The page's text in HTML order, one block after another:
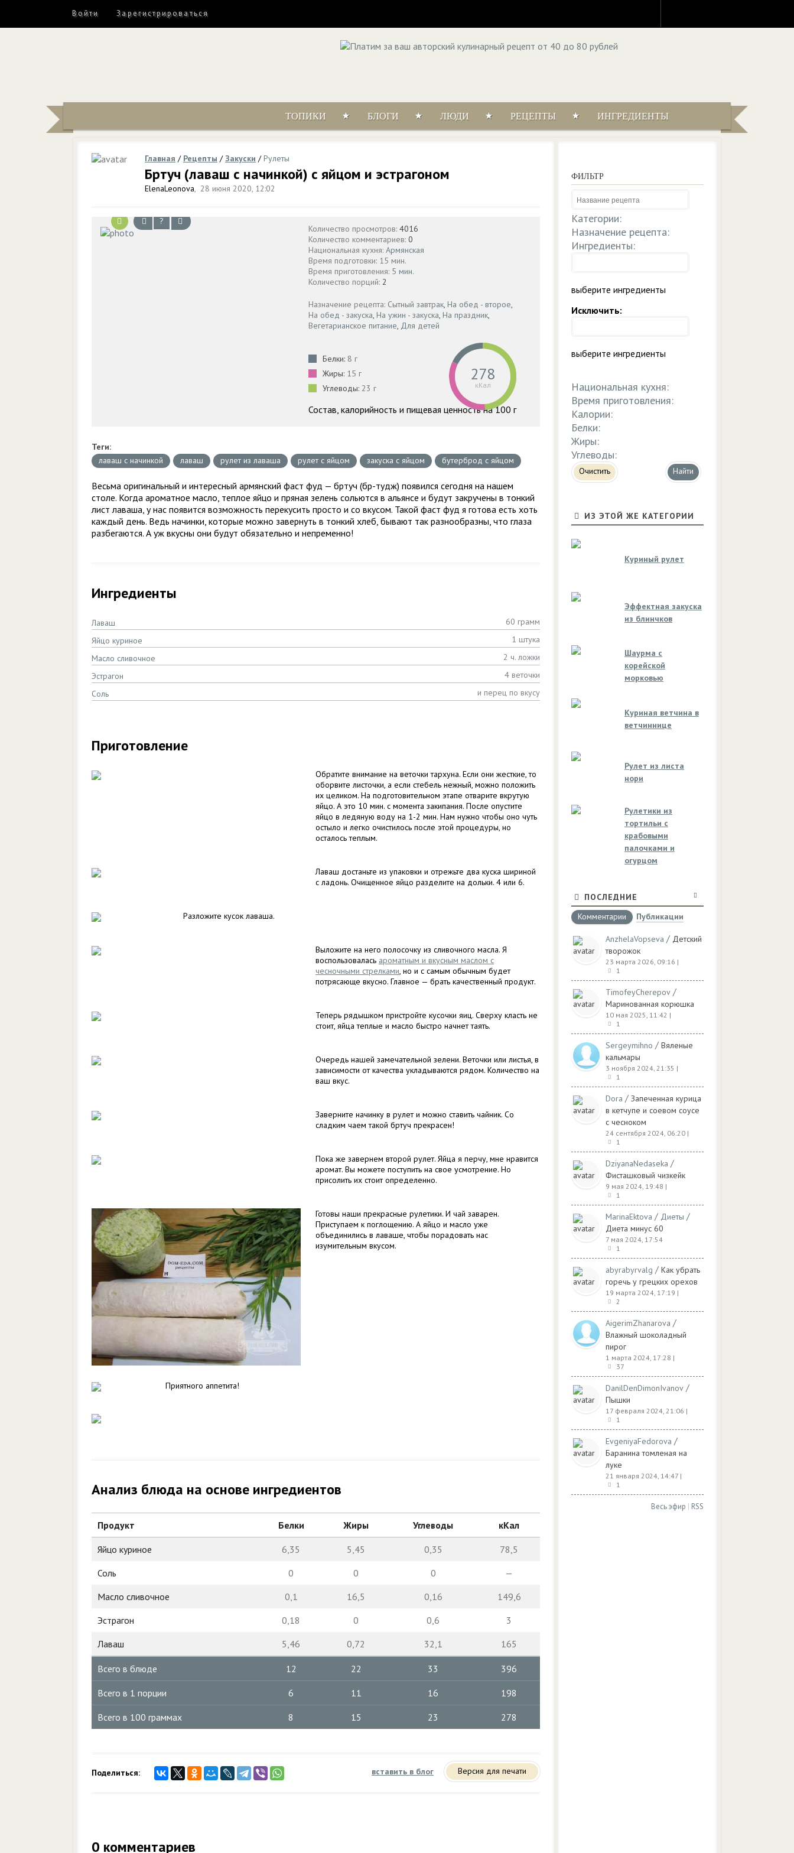
Войти Зарегистрироваться
ТОПИКИ БЛОГИ ЛЮДИ РЕЦЕПТЫ ИНГРЕДИЕНТЫ
Главная / Рецепты /Закуски /Рулеты
Бртуч (лаваш с начинкой) с яйцом и эстрагоном
ElenaLeonova, 28 июня 2020, 12:02
?
Количество просмотров: 4016
Количество комментариев: 0
Национальная кухня: Армянская
Время подготовки: 15 мин.
Время приготовления: 5 мин.
Количество порций: 2
Назначение рецепта: Сытный завтрак, На обед - второе,
На обед - закуска, На ужин - закуска, На праздник,
Вегетарианское питание, Для детей
Белки: 8 г
Жиры: 15 г
Углеводы: 23 г
278
кКал
Состав, калорийность и пищевая ценность на 100 г
Теги:
лаваш с начинкой
лаваш рулет из лаваша рулет с яйцом закуска с яйцом бутерброд с яйцом
Весьма оригинальный и интересный армянский фаст фуд — бртуч (бр-тудж) появился сегодня на нашем
столе. Когда ароматное масло, теплое яйцо и пряная зелень сольются в альянсе и будут закручены в тонкий
лист лаваша, у нас появится возможность перекусить просто и со вкусом. Такой фаст фуд я готова есть хоть
каждый день. Ведь начинки, которые можно завернуть в тонкий хлеб, бывают так разнообразны, что глаза
разбегаются. А уж вкусны они будут обязательно и непременно!
Ингредиенты
Лаваш
60 грамм
Яйцо куриное
1 штука
Масло сливочное
2 ч. ложки
Эстрагон
4 веточки
Соль
и перец по вкусу
Приготовление
Обратите внимание на веточки тархуна. Если они жесткие, то
оборвите листочки, а если стебель нежный, можно положить
их целиком. На подготовительном этапе отварите вкрутую
яйцо. А это 10 мин. с момента закипания. После опустите
яйцо в ледяную воду на 1-2 мин. Нам нужно чтобы оно чуть
остыло и легко очистилось после этой процедуры, но
осталось теплым.
Лаваш достаньте из упаковки и отрежьте два куска шириной
с ладонь. Очищенное яйцо разделите на дольки. 4 или 6.
Разложите кусок лаваша.
Выложите на него полосочку из сливочного масла. Я
воспользовалась ароматным и вкусным маслом с
чесночными стрелками, но и с самым обычным будет
потрясающе вкусно. Главное — брать качественный продукт.
Теперь рядышком пристройте кусочки яиц. Сверху класть не
стоит, яйца теплые и масло быстро начнет таять.
Очередь нашей замечательной зелени. Веточки или листья, в
зависимости от качества укладываются рядом. Количество на
ваш вкус.
Заверните начинку в рулет и можно ставить чайник. Со
сладким чаем такой бртуч прекрасен!
Пока же завернем второй рулет. Яйца я перчу, мне нравится
аромат. Вы можете поступить на свое усмотрение. Но
присолить их стоит определенно.
Готовы наши прекрасные рулетики. И чай заварен.
Приступаем к поглощению. А яйцо и масло уже
объединились в лаваше, чтобы порадовать нас
изумительным вкусом.
Приятного аппетита!
Анализ блюда на основе ингредиентов
Продукт Белки Жиры Углеводы кКал
Яйцо куриное 6,35 5,45 0,35
78,5
Соль
0 0 0
—
Масло сливочное
0,1 16,5 0,16
149,6
Эстрагон
0,18 0 0,6
3
Лаваш
5,46 0,72 32,1 165
Всего в блюде 12 22 33 396
Всего в 1 порции 6 11 16 198
Всего в 100 граммах 8 15 23 278
Поделиться: вставить в блог Версия для печати
0 комментариев
ФИЛЬТР
Категории:
Назначение рецепта:
Ингредиенты:
выберите ингредиенты
Исключить:
выберите ингредиенты
Национальная кухня:
Время приготовления:
Калории:
Белки:
Жиры:
Углеводы:
Очистить
ИЗ ЭТОЙ ЖЕ КАТЕГОРИИ
Куриный рулет
Эффектная закуска
из блинчков
Шаурма с
корейской
морковью
Куриная ветчина в
ветчиннице
Рулет из листа
нори
Рулетики из
тортильи с
крабовыми
палочками и
огурцом
ПОСЛЕДНИЕ
Комментарии
Публикации
AnzhelaVopseva / Детский
творожок
23 марта 2026, 09:16 |
1
TimofeyCherepov /
Маринованная корюшка
10 мая 2025, 11:42 |
1
Sergeymihno / Вяленые
кальмары
3 ноября 2024, 21:35 |
1
Dora / Запеченная курица
в кетчупе и соевом соусе
с чесноком
24 сентября 2024, 06:20 |
1
DziyanaNedaseka /
Фисташковый чизкейк
9 мая 2024, 19:48 |
1
MarinaEktova / Диеты /
Диета минус 60
7 мая 2024, 17:54
1
abyrabyrvalg / Как убрать
горечь у грецких орехов
19 марта 2024, 17:19 |
2
AigerimZhanarova /
Влажный шоколадный
пирог
1 марта 2024, 17:28 |
37
DanilDenDimonIvanov /
Пышки
17 февраля 2024, 21:06 |
1
EvgeniyaFedorova /
Баранина томленая на
луке
21 января 2024, 14:47 |
1
Весь эфир | RSS